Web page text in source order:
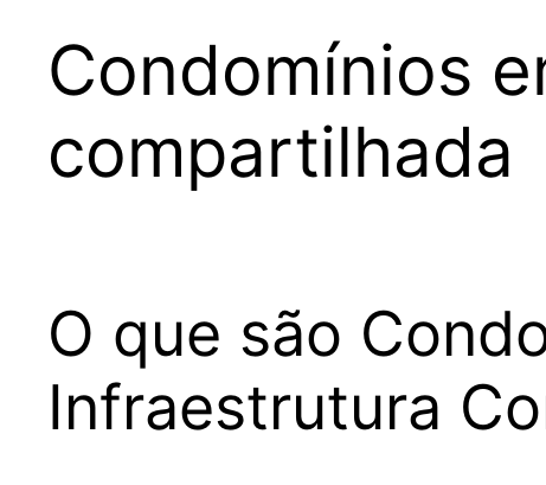
Condomínios
compartilhada
O que são
Infraestrutura